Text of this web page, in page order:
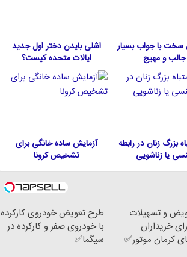
سخت با جواب بسیار
جالب و مهیج
اشلی بایدن دختر اول جدید
ایالات متحده كيست؟
بزرگ زنان در رابطه
یا زناشویی
آزمایش ساده خانگی برای
تشخیص کرونا
و تسهیلات
خریداران
کرمان موتور✅
طرح تعویض خودروی کارکرده
با خودروی صفر و کارکرده در
سیگما✅